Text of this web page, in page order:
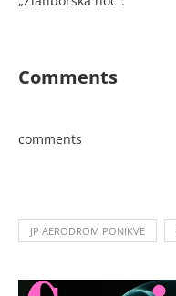
Comments
comments
JP AERODROM PONIKVE